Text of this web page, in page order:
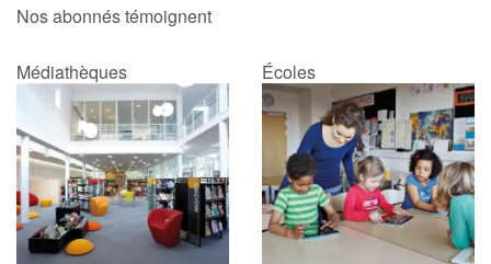
Aide
Accueil
Famille
Écoles
Médiathèques
Nos abonnés témoignent
Médiathèques Écoles